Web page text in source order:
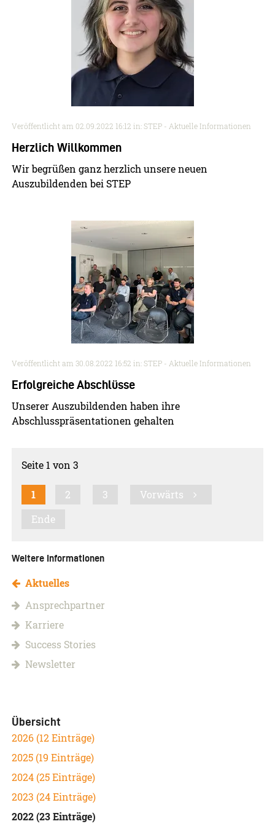
Veröffentlicht am02.09.2022 16:12 in: STEP - Aktuelle Informationen
Herzlich Willkommen
Wir begrüßen ganz herzlich unsere neuen
Auszubildenden bei STEP
Veröffentlicht am30.08.2022 16:52 in: STEP - Aktuelle Informationen
Erfolgreiche Abschlüsse
Unserer Auszubildenden haben ihre
Abschlusspräsentationen gehalten
Seite 1 von 3
1 2 3
Vorwärts
Ende
Weitere Informationen
Aktuelles
Ansprechpartner
Karriere
Success Stories
Newsletter
Übersicht
2026 (12 Einträge)
2025 (19 Einträge)
2024 (25 Einträge)
2023 (24 Einträge)
2022 (23 Einträge)